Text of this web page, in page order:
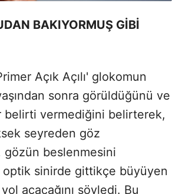
BAKIYORMUŞ GİBİ
Açık Açılı' glokomun
sonra görüldüğünü ve
belirti vermediğini belirterek,
seyreden göz
beslenmesini
optik sinirde gittikçe büyüyen
açacağını söyledi. Bu